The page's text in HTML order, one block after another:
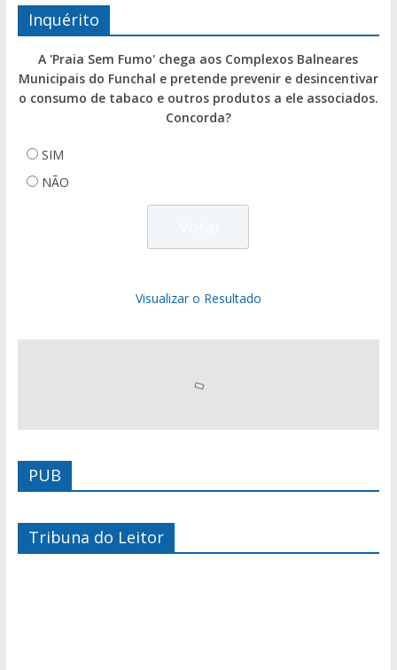
Inquérito
A 'Praia Sem Fumo' chega aos Complexos Balneares
Municipais do Funchal e pretende prevenir e desincentivar
o consumo de tabaco e outros produtos a ele associados.
Concorda?
SIM
NÃO
Visualizar o Resultado
PUB
Tribuna do Leitor